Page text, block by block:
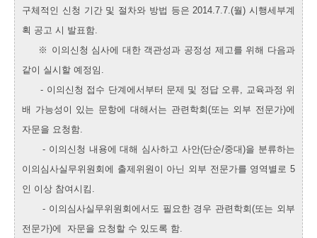
구체적인 신청 기간 및 절차와 방법 등은 2014.7.7.(월) 시행세부계
획 공고 시 발표함.
※ 이의신청 심사에 대한 객관성과 공정성 제고를 위해 다음과
같이 실시할 예정임.
- 이의신청 접수 단계에서부터 문제 및 정답 오류, 교육과정 위
배 가능성이 있는 문항에 대해서는 관련학회(또는 외부 전문가)에
자문을 요청함.
- 이의신청 내용에 대해 심사하고 사안(단순/중대)을 분류하는
이의심사실무위원회에 출제위원이 아닌 외부 전문가를 영역별로 5
인 이상 참여시킴.
- 이의심사실무위원회에서도 필요한 경우 관련학회(또는 외부
전문가)에 자문을 요청할 수 있도록 함.